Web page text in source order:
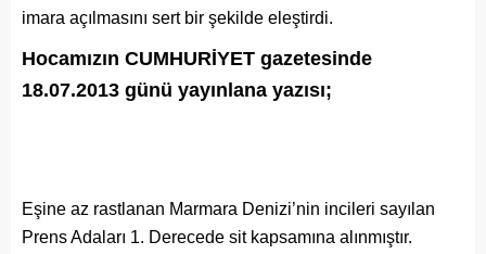
imara açılmasını sert bir şekilde eleştirdi.
Hocamızın CUMHURİYET gazetesinde
18.07.2013 günü yayınlana yazısı;
Eşine az rastlanan Marmara Denizi’nin incileri sayılan
Prens Adaları 1. Derecede sit kapsamına alınmıştır.